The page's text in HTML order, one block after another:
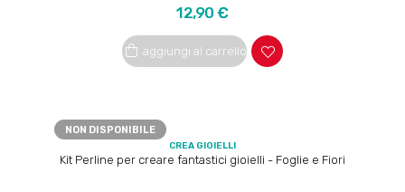
Prezzo
12,90 €
aggiungi al carrello
NON DISPONIBILE
CREA GIOIELLI
Kit Perline per creare fantastici gioielli - Foglie e Fiori